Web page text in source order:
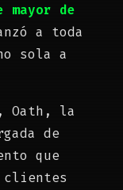
mayor de
a toda
sola a
Oath, la
de
que
clientes